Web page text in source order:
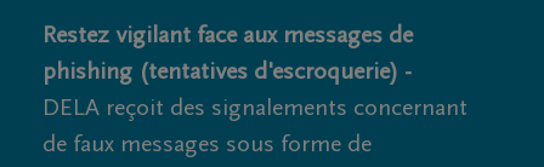
Restez vigilant face aux messages de
phishing (tentatives d'escroquerie) -
DELA reçoit des signalements concernant
de faux messages sous forme de